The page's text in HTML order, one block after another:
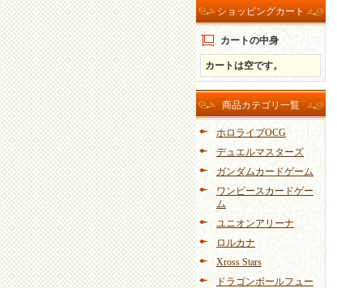
ショッピングカート
カートの中身
カートは空です。
商品カテゴリ一覧
ホロライブOCG
デュエルマスターズ
ガンダムカードゲーム
ワンピースカードゲー
ム
ユニオンアリーナ
ロルカナ
Xross Stars
ドラゴンボールフュー